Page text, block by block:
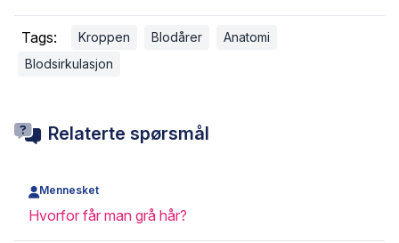
Tags: Kroppen Blodårer
Anatomi
Blodsirkulasjon
Relaterte spørsmål
Mennesket
Hvorfor får man grå hår?